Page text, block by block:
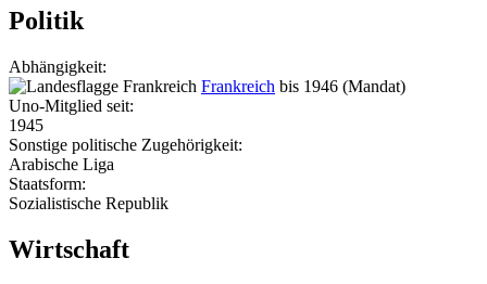
Politik
Abhängigkeit:
Frankreich bis 1946 (Mandat)
Uno-Mitglied seit:
1945
Sonstige politische Zugehörigkeit:
Arabische Liga
Staatsform:
Sozialistische Republik
Wirtschaft